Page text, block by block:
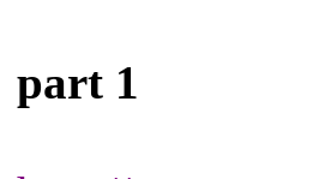
part 1